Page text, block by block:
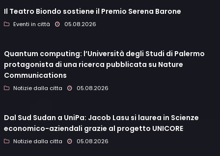
Il Teatro Biondo sostiene il Premio Serena Barone
Eventi in città 05.08.2026
Quantum computing: l’Università degli Studi di Palermo
protagonista di una ricerca pubblicata su Nature
Communications
Notizie dalla citta 05.08.2026
Dal Sud Sudan a UniPa: Jacob Lasu si laurea in Scienze
economico-aziendali grazie al progetto UNICORE
Notizie dalla citta 05.08.2026